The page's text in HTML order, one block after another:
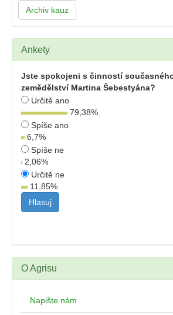
Archiv kauz
Ankety
Jste spokojeni s činností
zemědělství Martina Šebestyána?
Určitě ano
79,38%
Spíše ano
6,7%
Spíše ne
2,06%
Určitě ne
11,85%
O Agrisu
Napište nám